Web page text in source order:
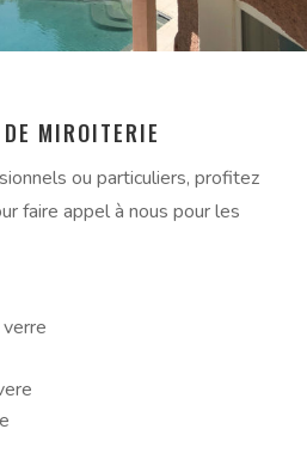
MIROITERIE
ou particuliers, profitez
faire appel à nous pour les